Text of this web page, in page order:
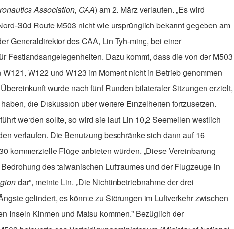
Association, CAA) am 2. März verlauten. „Es wird
Süd Route M503 nicht wie ursprünglich bekannt gegeben am
Generaldirektor des CAA, Lin Tyh-ming, bei einer
Festlandsangelegenheiten. Dazu kommt, dass die von der M503
W122 und W123 im Moment nicht in Betrieb genommen
wurde nach fünf Runden bilateraler Sitzungen erzielt,
die Diskussion über weitere Einzelheiten fortzusetzen.
werden sollte, so wird sie laut Lin 10,2 Seemeilen westlich
verlaufen. Die Benutzung beschränke sich dann auf 16
kommerzielle Flüge anbieten würden. „Diese Vereinbarung
des taiwanischen Luftraumes und der Flugzeuge in
dar”, meinte Lin. „Die Nichtinbetriebnahme der drei
gelindert, es könnte zu Störungen im Luftverkehr zwischen
Inseln Kinmen und Matsu kommen.” Bezüglich der